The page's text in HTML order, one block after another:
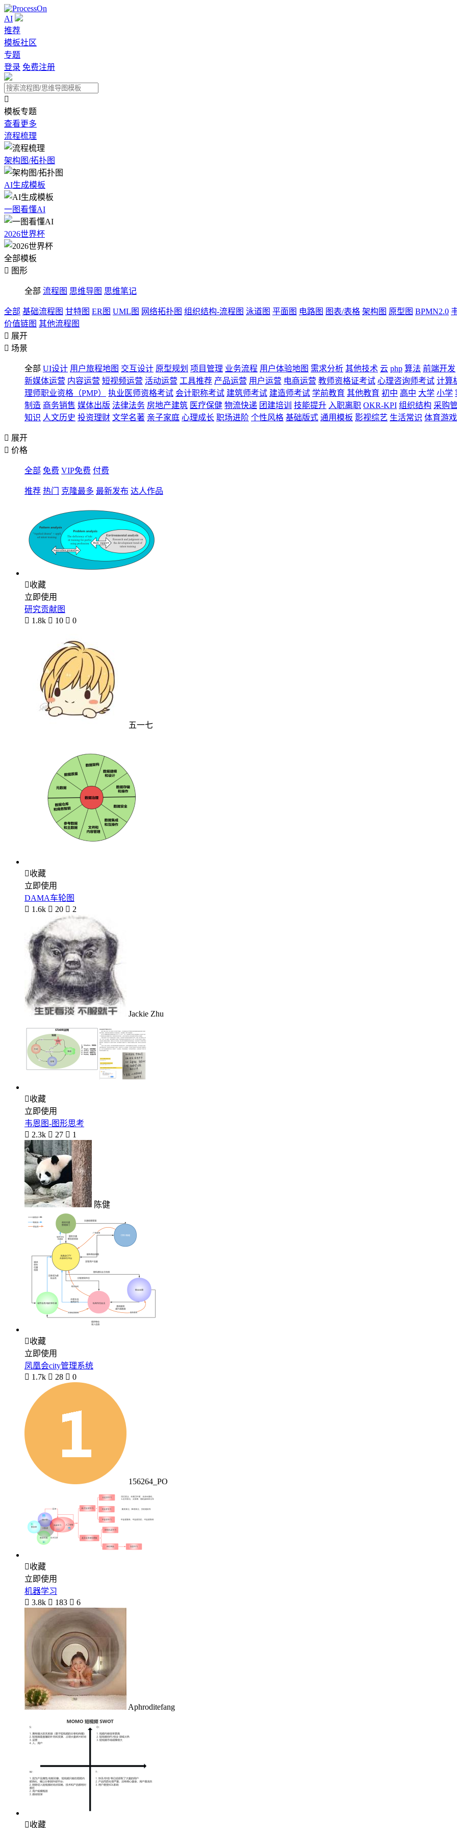
AI
推荐
模板社区
专题
登录 免费注册

模板专题
查看更多
流程梳理
架构图/拓扑图
AI生成模板
一图看懂AI
2026世界杯
全部模板
 图形
全部 流程图 思维导图 思维笔记
全部 基础流程图 甘特图 ER图 UML图 网络拓扑图 组织结构-流程图 泳道图 平面图 电路图 图表/表格 架构图 原型图 BPMN2.0
价值链图 其他流程图
 展开
 场景
全部 UI设计 用户旅程地图 交互设计 原型规划 项目管理 业务流程 用户体验地图 需求分析 其他技术 云 php 算法 前端开发
新媒体运营 内容运营 短视频运营 活动运营 工具推荐 产品运营 用户运营 电商运营 教师资格证考试 心理咨询师考试 计算
理师职业资格（PMP）
执业医师资格考试 会计职称考试 建筑师考试 建造师考试 学前教育 其他教育 初中 高中 大学 小学
制造 商务销售 媒体出版 法律法务 房地产建筑 医疗保健 物流快递 团建培训 技能提升 入职离职 OKR-KPI 组织结构 采购
知识 人文历史 投资理财 文学名著 亲子家庭 心理成长 职场进阶 个性风格 基础版式 通用模板 影视综艺 生活常识 体育游戏
 展开
 价格
全部 免费 VIP免费 付费
推荐 热门 克隆最多 最新发布 达人作品
收藏
立即使用
研究贡献图
 1.8k  10  0
五一七
收藏
立即使用
DAMA车轮图
 1.6k  20  2
Jackie Zhu
收藏
立即使用
韦恩图-图形思考
 2.3k  27  1
陈健
收藏
立即使用
凤凰会city管理系统
 1.7k  28  0
156264_PO
收藏
立即使用
机器学习
 3.8k  183  6
Aphroditefang
收藏